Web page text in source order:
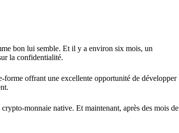
bon lui semble. Et il y a environ six mois, un
la confidentialité.
forme offrant une excellente opportunité de développer
monnaie native. Et maintenant, après des mois de